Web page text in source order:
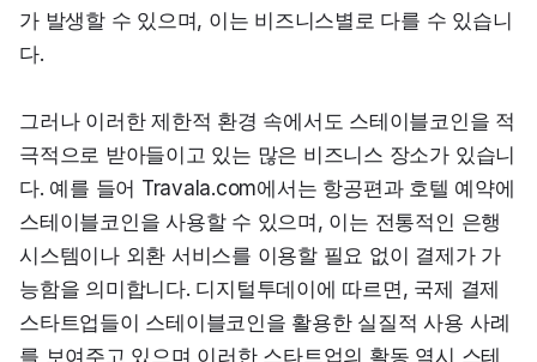
가 발생할 수 있으며, 이는 비즈니스별로 다를 수 있습니
다.
그러나 이러한 제한적 환경 속에서도 스테이블코인을 적
극적으로 받아들이고 있는 많은 비즈니스 장소가 있습니
다. 예를 들어 Travala.com에서는 항공편과 호텔 예약에
스테이블코인을 사용할 수 있으며, 이는 전통적인 은행
시스템이나 외환 서비스를 이용할 필요 없이 결제가 가
능함을 의미합니다. 디지털투데이에 따르면, 국제 결제
스타트업들이 스테이블코인을 활용한 실질적 사용 사례
를 보여주고 있으며 이러한 스타트업의 활동 역시 스테